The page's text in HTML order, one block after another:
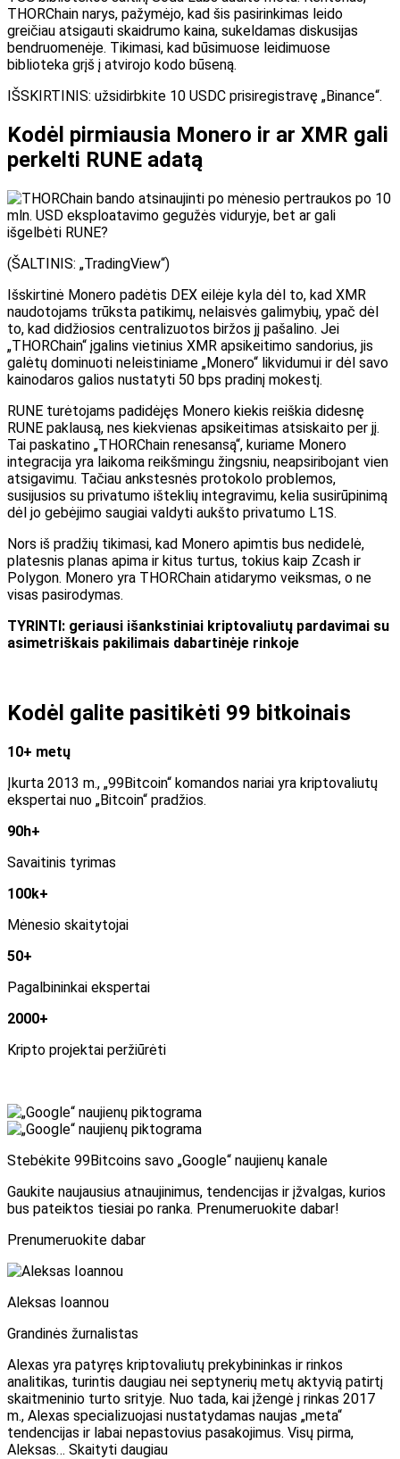
THORChain narys, pažymėjo, kad šis pasirinkimas leido
greičiau atsigauti skaidrumo kaina, sukeldamas diskusijas
bendruomenėje. Tikimasi, kad būsimuose leidimuose
biblioteka grįš į atvirojo kodo būseną.
IŠSKIRTINIS: užsidirbkite 10 USDC prisiregistravę „Binance“.
Kodėl pirmiausia Monero ir ar XMR gali
perkelti RUNE adatą
(ŠALTINIS: „TradingView“)
Išskirtinė Monero padėtis DEX eilėje kyla dėl to, kad XMR
naudotojams trūksta patikimų, nelaisvės galimybių, ypač dėl
to, kad didžiosios centralizuotos biržos jį pašalino. Jei
„THORChain“ įgalins vietinius XMR apsikeitimo sandorius, jis
galėtų dominuoti neleistiniame „Monero“ likvidumui ir dėl savo
kainodaros galios nustatyti 50 bps pradinį mokestį.
RUNE turėtojams padidėjęs Monero kiekis reiškia didesnę
RUNE paklausą, nes kiekvienas apsikeitimas atsiskaito per jį.
Tai paskatino „THORChain renesansą“, kuriame Monero
integracija yra laikoma reikšmingu žingsniu, neapsiribojant vien
atsigavimu. Tačiau ankstesnės protokolo problemos,
susijusios su privatumo išteklių integravimu, kelia susirūpinimą
dėl jo gebėjimo saugiai valdyti aukšto privatumo L1S.
Nors iš pradžių tikimasi, kad Monero apimtis bus nedidelė,
platesnis planas apima ir kitus turtus, tokius kaip Zcash ir
Polygon. Monero yra THORChain atidarymo veiksmas, o ne
visas pasirodymas.
TYRINTI: geriausi išankstiniai kriptovaliutų pardavimai su
asimetriškais pakilimais dabartinėje rinkoje
Kodėl galite pasitikėti 99 bitkoinais
10+ metų
Įkurta 2013 m., „99Bitcoin“ komandos nariai yra kriptovaliutų
ekspertai nuo „Bitcoin“ pradžios.
90h+
Savaitinis tyrimas
100k+
Mėnesio skaitytojai
50+
Pagalbininkai ekspertai
2000+
Kripto projektai peržiūrėti
Stebėkite 99Bitcoins savo „Google“ naujienų kanale
Gaukite naujausius atnaujinimus, tendencijas ir įžvalgas, kurios
bus pateiktos tiesiai po ranka. Prenumeruokite dabar!
Prenumeruokite dabar
Aleksas Ioannou
Grandinės žurnalistas
Alexas yra patyręs kriptovaliutų prekybininkas ir rinkos
analitikas, turintis daugiau nei septynerių metų aktyvią patirtį
skaitmeninio turto srityje. Nuo tada, kai įžengė į rinkas 2017
m., Alexas specializuojasi nustatydamas naujas „meta“
tendencijas ir labai nepastovius pasakojimus. Visų pirma,
Aleksas… Skaityti daugiau